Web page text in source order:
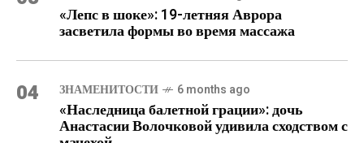
«Лепс в шоке»: 19-летняя Аврора
засветила формы во время массажа
04 ЗНАМЕНИТОСТИ 6 months ago
«Наследница балетной грации»: дочь
Анастасии Волочковой удивила сходством с